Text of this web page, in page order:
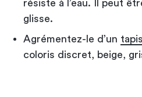
résiste à l’eau. Il peut
glisse.
Agrémentez-le d’un
coloris discret, beige,